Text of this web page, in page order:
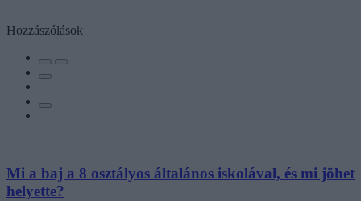
Hozzászólások
Mi a baj a 8 osztályos általános iskolával, és mi jöhet
helyette?